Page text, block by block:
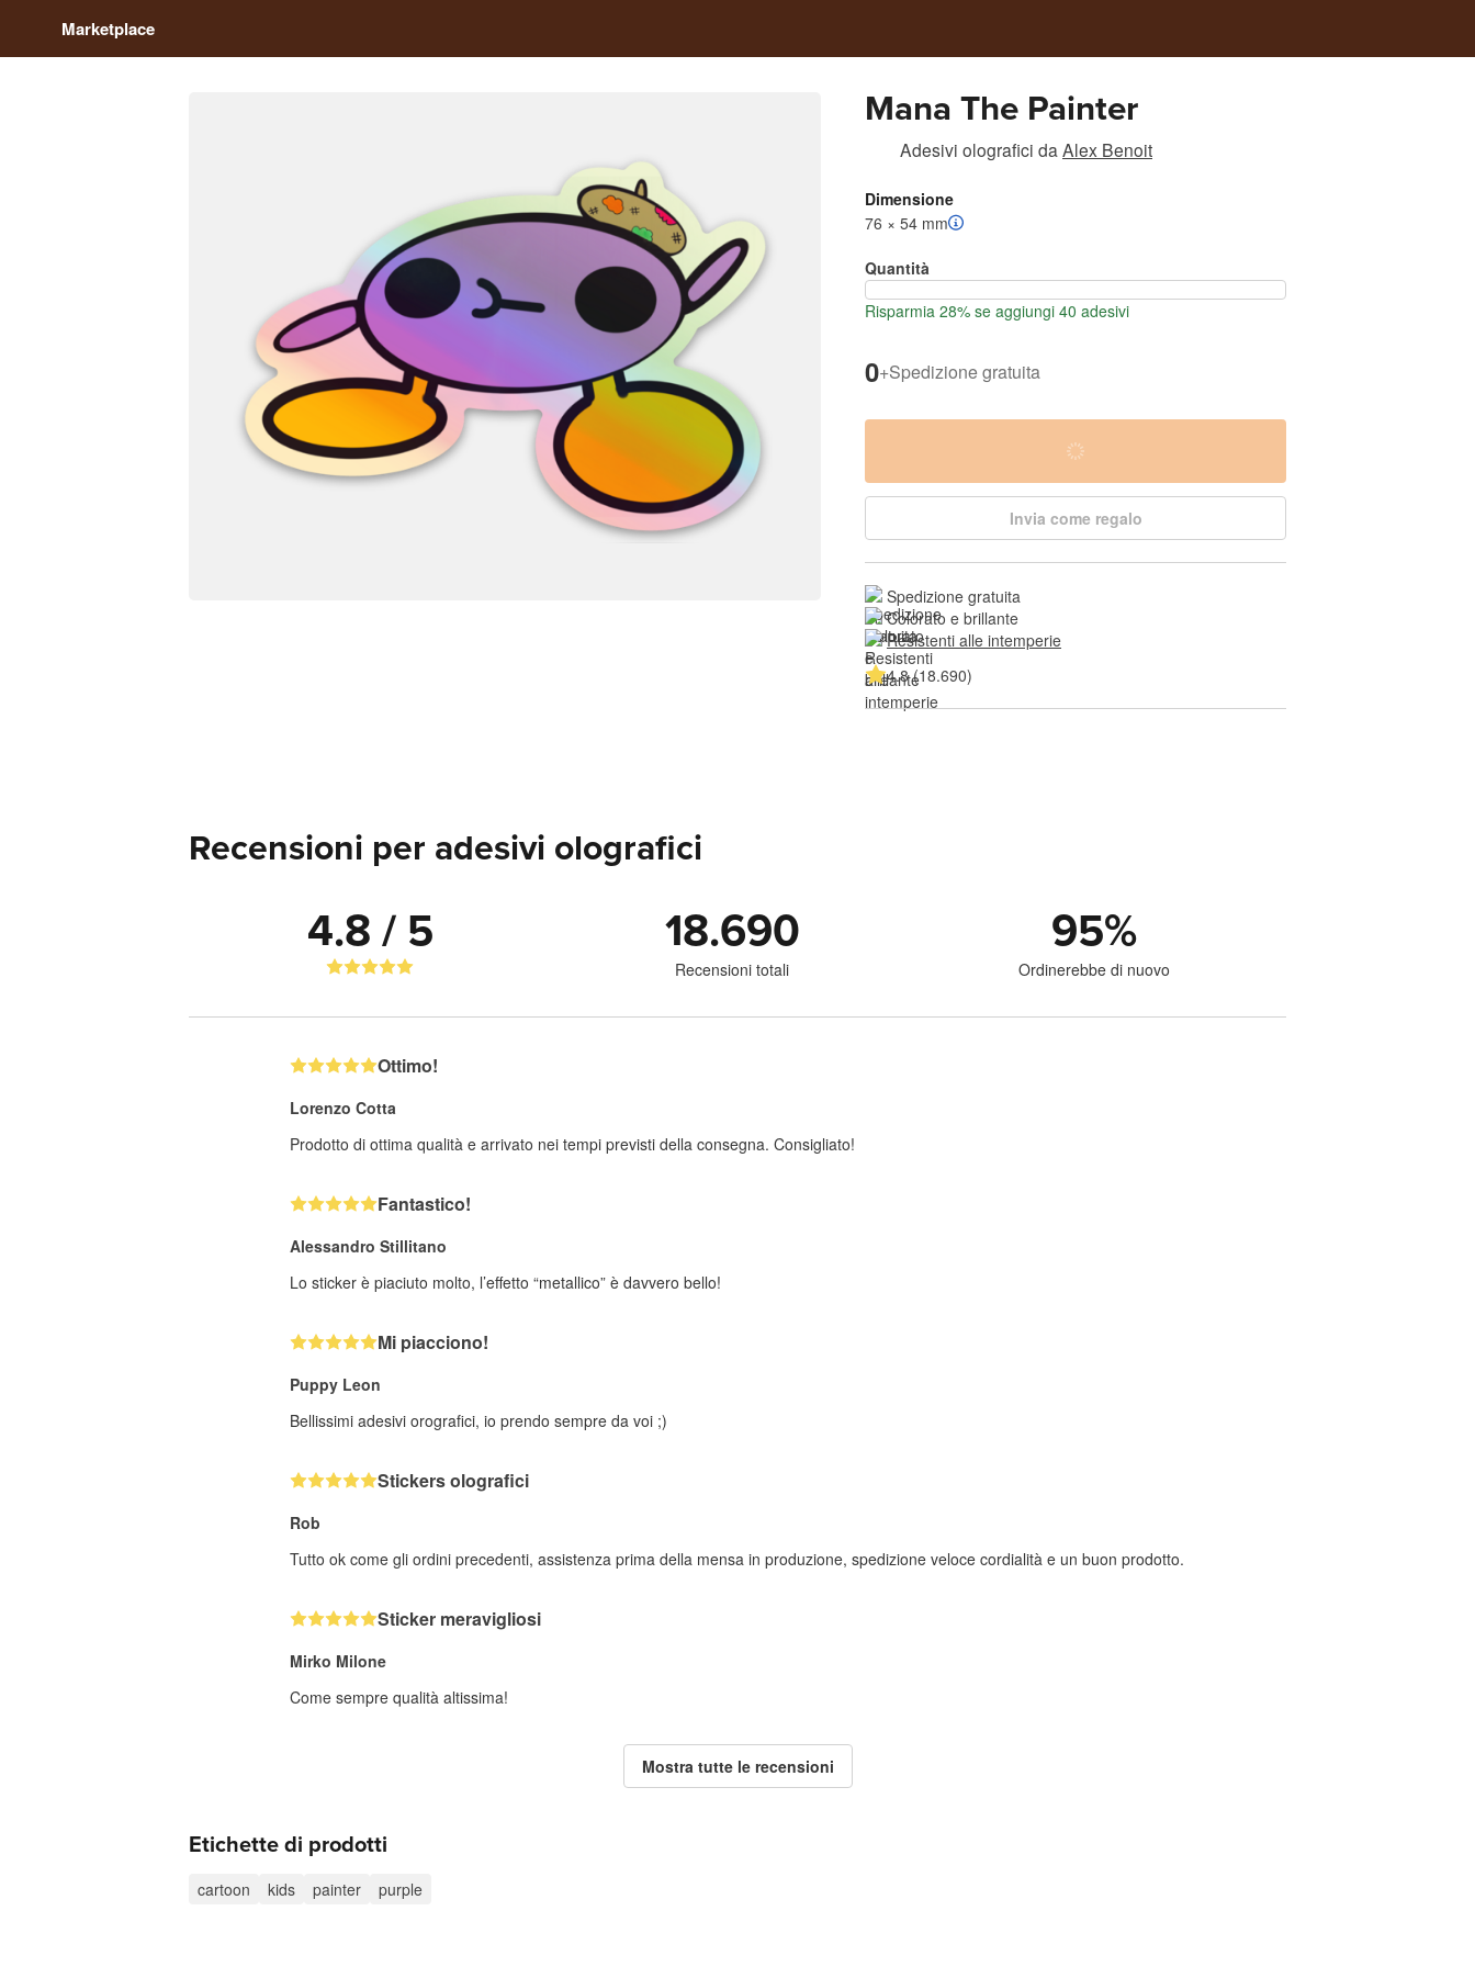
Marketplace
Mana The Painter
Adesivi olografici da Alex Benoit
Dimensione
76 × 54 mm
Quantità
Risparmia 28% se aggiungi 40 adesivi
0+Spedizione gratuita
Invia come regalo
Spedizione gratuita
Colorato e brillante
Resistenti alle intemperie
4.8 (18.690)
Recensioni per adesivi olografici
4.8 / 5 18.690
Recensioni totali
95%
Ordinerebbe di nuovo
Ottimo!
Lorenzo Cotta
Prodotto di ottima qualità e arrivato nei tempi previsti della consegna. Consigliato!
Fantastico!
Alessandro Stillitano
Lo sticker è piaciuto molto, l’effetto “metallico” è davvero bello!
Mi piacciono!
Puppy Leon
Bellissimi adesivi orografici, io prendo sempre da voi ;)
Stickers olografici
Rob
Tutto ok come gli ordini precedenti, assistenza prima della mensa in produzione, spedizione veloce cordialità e un buon prodotto.
Sticker meravigliosi
Mirko Milone
Come sempre qualità altissima!
Mostra tutte le recensioni
Etichette di prodotti
cartoon kids painter purple